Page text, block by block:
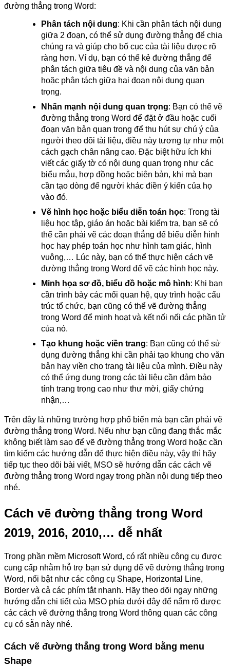
đường thẳng trong Word:
Phân tách nội dung: Khi cần phân tách nội dung
giữa 2 đoạn, có thể sử dụng đường thẳng để chia
chúng ra và giúp cho bố cục của tài liệu được rõ
ràng hơn. Ví dụ, bạn có thể kẻ đường thẳng để
phân tách giữa tiêu đề và nội dung của văn bản
hoặc phân tách giữa hai đoạn nội dung quan
trọng.
Nhấn mạnh nội dung quan trọng: Bạn có thể vẽ
đường thẳng trong Word để đặt ở đầu hoặc cuối
đoạn văn bản quan trong để thu hút sự chú ý của
người theo dõi tài liệu, điều này tương tự như một
cách gạch chân nâng cao. Đặc biệt hữu ích khi
viết các giấy tờ có nội dung quan trọng như các
biểu mẫu, hợp đồng hoặc biên bản, khi mà bạn
cần tạo dòng để người khác điền ý kiến của họ
vào đó.
Vẽ hình học hoặc biểu diễn toán học: Trong tài
liệu học tập, giáo án hoặc bài kiểm tra, bạn sẽ có
thể cần phải vẽ các đoạn thẳng để biểu diễn hình
học hay phép toán học như hình tam giác, hình
vuông,… Lúc này, bạn có thể thực hiện cách vẽ
đường thẳng trong Word để vẽ các hình học này.
Minh họa sơ đồ, biểu đồ hoặc mô hình: Khi bạn
cần trình bày các mối quan hệ, quy trình hoặc cấu
trúc tổ chức, bạn cũng có thể vẽ đường thẳng
trong Word để minh hoạt và kết nối nối các phần tử
của nó.
Tạo khung hoặc viền trang: Bạn cũng có thể sử
dụng đường thẳng khi cần phải tạo khung cho văn
bản hay viền cho trang tài liệu của mình. Điều này
có thể ứng dụng trong các tài liệu cần đảm bảo
tính trang trọng cao như thư mời, giấy chứng
nhận,…
Trên đây là những trường hợp phổ biến mà bạn cần phải vẽ
đường thẳng trong Word. Nếu như bạn cũng đang thắc mắc
không biết làm sao để vẽ đường thẳng trong Word hoặc cần
tìm kiếm các hướng dẫn để thực hiện điều này, vậy thì hãy
tiếp tục theo dõi bài viết, MSO sẽ hướng dẫn các cách vẽ
đường thẳng trong Word ngay trong phần nội dung tiếp theo
nhé.
Cách vẽ đường thẳng trong Word
2019, 2016, 2010,… dễ nhất
Trong phần mềm Microsoft Word, có rất nhiều công cụ được
cung cấp nhằm hỗ trợ bạn sử dụng để vẽ đường thẳng trong
Word, nổi bật như các công cụ Shape, Horizontal Line,
Border và cả các phím tắt nhanh. Hãy theo dõi ngay những
hướng dẫn chi tiết của MSO phía dưới đây để nắm rõ được
các cách vẽ đường thẳng trong Word thông quan các công
cụ có sẵn này nhé.
Cách vẽ đường thẳng trong Word bằng menu
Shape